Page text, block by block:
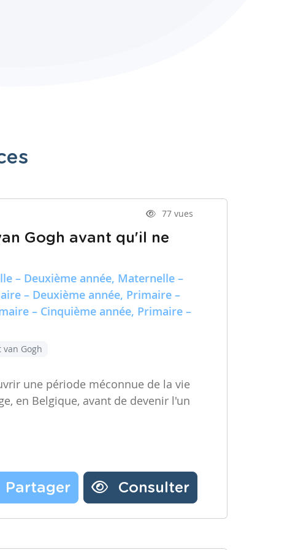
77 vues
Gogh avant qu'il ne
– Deuxième année, Maternelle –
– Deuxième année, Primaire –
– Cinquième année, Primaire –
van Gogh
une période méconnue de la vie
en Belgique, avant de devenir l'un
Partager Consulter